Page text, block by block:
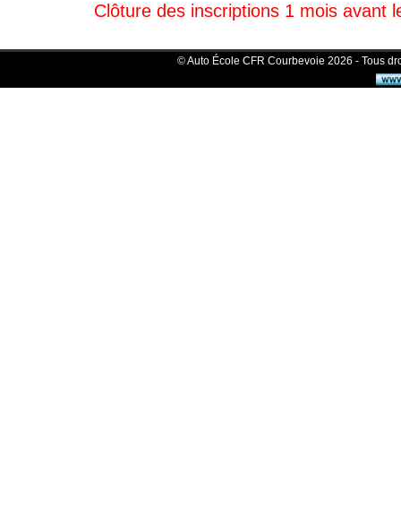
Clôture des inscriptions 1 mois avant
©Auto École CFR Courbevoie 2026 - Tous